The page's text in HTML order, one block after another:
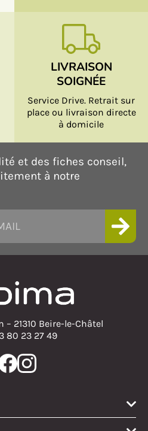
LIVRAISON
SOIGNÉE
Service Drive. Retrait sur
place ou livraison directe
à domicile
et des fiches conseil,
à notre
– 21310 Beire-le-Châtel
80 23 27 49